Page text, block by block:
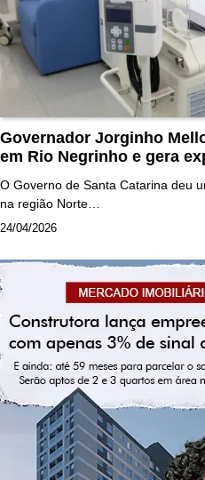
Governador Jorginho
em Rio Negrinho e gera
O Governo de Santa Catarina deu
na região Norte…
24/04/2026